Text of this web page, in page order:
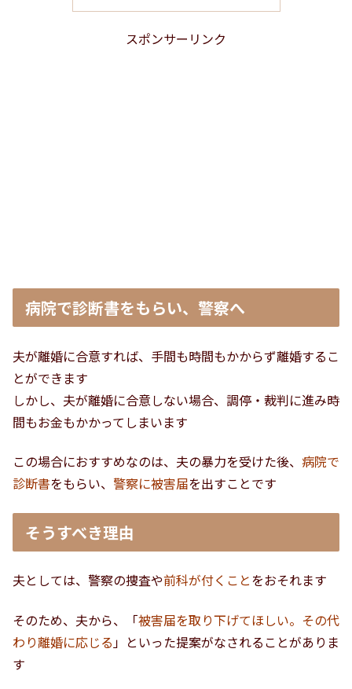
スポンサーリンク
病院で診断書をもらい、警察へ
夫が離婚に合意すれば、手間も時間もかからず離婚するこ
とができます
しかし、夫が離婚に合意しない場合、調停・裁判に進み時
間もお金もかかってしまいます
この場合におすすめなのは、夫の暴力を受けた後、 病院で
診断書をもらい、 警察に被害届を出すことです
そうすべき理由
夫としては、警察の捜査や前科が付くことをおそれます
そのため、夫から、「被害届を取り下げてほしい。その代
わり離婚に応じる 」といった提案がなされることがありま
す